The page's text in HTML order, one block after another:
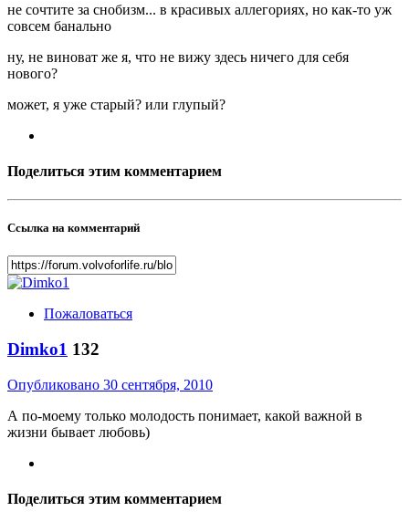
не сочтите за снобизм... в красивых аллегориях, но как-то уж
совсем банально
ну, не виноват же я, что не вижу здесь ничего для себя
нового?
может, я уже старый? или глупый?
Поделиться этим комментарием
Ссылка на комментарий
Пожаловаться
Dimko1 132
Опубликовано 30 сентября, 2010
А по-моему только молодость понимает, какой важной в
жизни бывает любовь)
Поделиться этим комментарием